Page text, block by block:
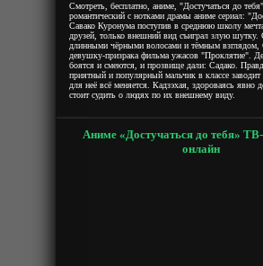
Смотреть, бесплатно, аниме, "Достучаться до
романтический с нотками драмы аниме сериал:
Савако Куронума поступив в среднюю школу
друзей, только внешний вид съиграл злую шутку.
длинными чёрными волосами и тёмным взглядом,
девушку-призрака фильма ужасов "Проклятие".
боятся и смеются, и прозвище дали: Садако.
приятный и популярный мальчик в классе заводит
для неё всё меняется. Кадзэхая, здороваясь явно
стоит судить о людях по их внешнему виду.
Аниме «Достучаться до тебя»
онлайн